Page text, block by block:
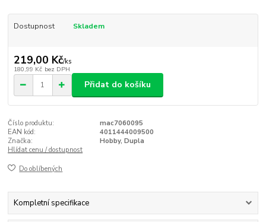
Dostupnost Skladem
219,00 Kč/ks
180,99 Kč bez DPH
Přidat do košíku
Číslo produktu:
mac7060095
EAN kód:
4011444009500
Značka:
Hobby, Dupla
Hlídat cenu / dostupnost
Do oblíbených
Kompletní specifikace